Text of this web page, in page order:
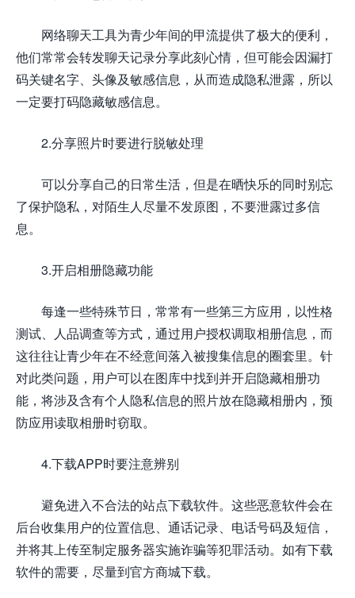
网络聊天工具为青少年间的甲流提供了极大的便利，
他们常常会转发聊天记录分享此刻心情，但可能会因漏打
码关键名字、头像及敏感信息，从而造成隐私泄露，所以
一定要打码隐藏敏感信息。
2.分享照片时要进行脱敏处理
可以分享自己的日常生活，但是在晒快乐的同时别忘
了保护隐私，对陌生人尽量不发原图，不要泄露过多信
息。
3.开启相册隐藏功能
每逢一些特殊节日，常常有一些第三方应用，以性格
测试、人品调查等方式，通过用户授权调取相册信息，而
这往往让青少年在不经意间落入被搜集信息的圈套里。针
对此类问题，用户可以在图库中找到并开启隐藏相册功
能，将涉及含有个人隐私信息的照片放在隐藏相册内，预
防应用读取相册时窃取。
4.下载APP时要注意辨别
避免进入不合法的站点下载软件。这些恶意软件会在
后台收集用户的位置信息、通话记录、电话号码及短信，
并将其上传至制定服务器实施诈骗等犯罪活动。如有下载
软件的需要，尽量到官方商城下载。